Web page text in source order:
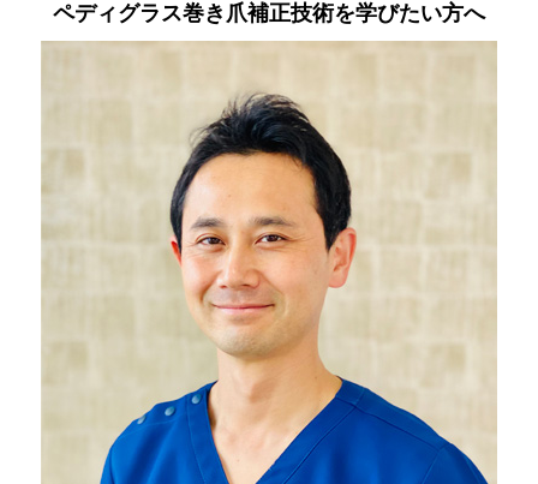
ペディグラス巻き爪補正技術を学びたい方へ